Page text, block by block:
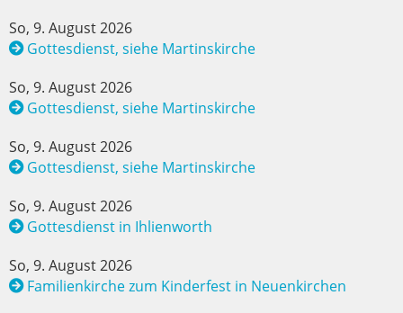
So, 9. August 2026
Gottesdienst, siehe Martinskirche
So, 9. August 2026
Gottesdienst, siehe Martinskirche
So, 9. August 2026
Gottesdienst, siehe Martinskirche
So, 9. August 2026
Gottesdienst in Ihlienworth
So, 9. August 2026
Familienkirche zum Kinderfest in Neuenkirchen